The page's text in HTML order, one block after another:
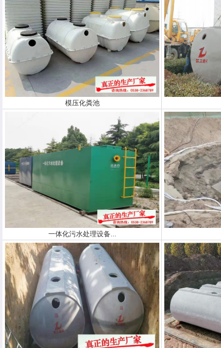
模压化粪池
一体化污水处理设备...